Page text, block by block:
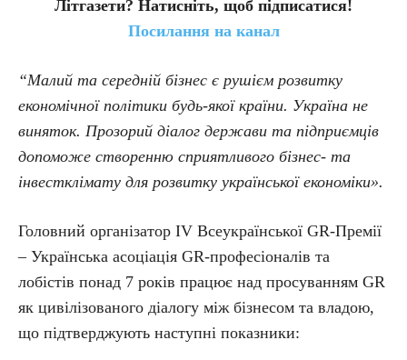
Літгазети? Натисніть, щоб підписатися!
Посилання на канал
“Малий та середній бізнес є рушієм розвитку
економічної політики будь-якої країни. Україна не
виняток. Прозорий діалог держави та підприємців
допоможе створенню сприятливого бізнес- та
інвестклімату для розвитку української економіки».
Головний організатор IV Всеукраїнської GR-Премії
– Українська асоціація GR-професіоналів та
лобістів понад 7 років працює над просуванням GR
як цивілізованого діалогу між бізнесом та владою,
що підтверджують наступні показники: